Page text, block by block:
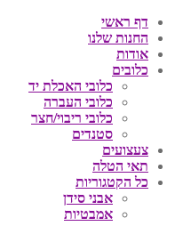
דף ראשי
החנות שלנו
אודות
כלובים
כלובי האכלת יד
כלובי העברה
כלובי ריבוי/חצר
סטנדים
צעצועים
תאי הטלה
כל הקטגוריות
אבני סידן
אמבטיות